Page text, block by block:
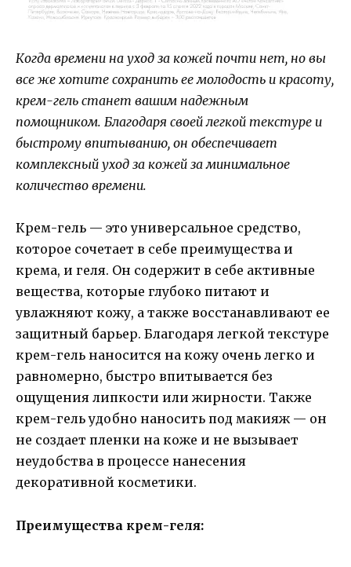
Когда времени на уход за кожей почти нет, но вы
все же хотите сохранить ее молодость и красоту,
крем-гель станет вашим надежным
помощником. Благодаря своей легкой текстуре и
быстрому впитыванию, он обеспечивает
комплексный уход за кожей за минимальное
количество времени.
Крем-гель — это универсальное средство,
которое сочетает в себе преимущества и
крема, и геля. Он содержит в себе активные
вещества, которые глубоко питают и
увлажняют кожу, а также восстанавливают ее
защитный барьер. Благодаря легкой текстуре
крем-гель наносится на кожу очень легко и
равномерно, быстро впитывается без
ощущения липкости или жирности. Также
крем-гель удобно наносить под макияж — он
не создает пленки на коже и не вызывает
неудобства в процессе нанесения
декоративной косметики.
Преимущества крем-геля: